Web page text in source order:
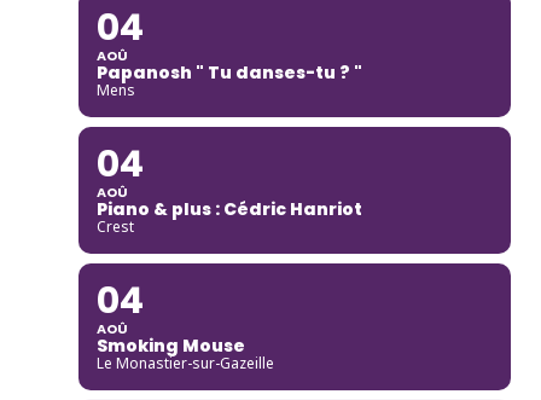
04
AOÛ
Papanosh " Tu danses-tu ? "
Mens
04
AOÛ
Piano & plus : Cédric Hanriot
Crest
04
AOÛ
Smoking Mouse
Le Monastier-sur-Gazeille